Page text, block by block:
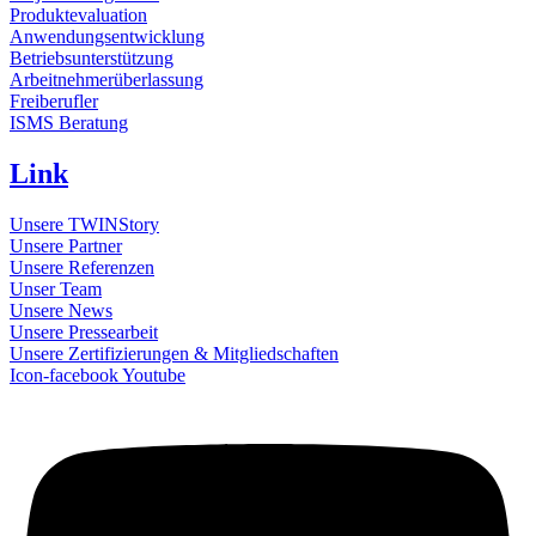
Produktevaluation
Anwendungsentwicklung
Betriebsunterstützung
Arbeitnehmerüberlassung
Freiberufler
ISMS Beratung
Link
Unsere TWINStory
Unsere Partner
Unsere Referenzen
Unser Team
Unsere News
Unsere Pressearbeit
Unsere Zertifizierungen & Mitgliedschaften
Icon-facebookYoutube